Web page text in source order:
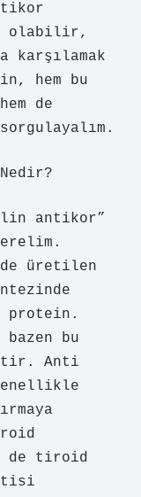
olabilir,
karşılamak
hem bu
de
antikor”
üretilen
protein.
bazen bu
Anti
de tiroid